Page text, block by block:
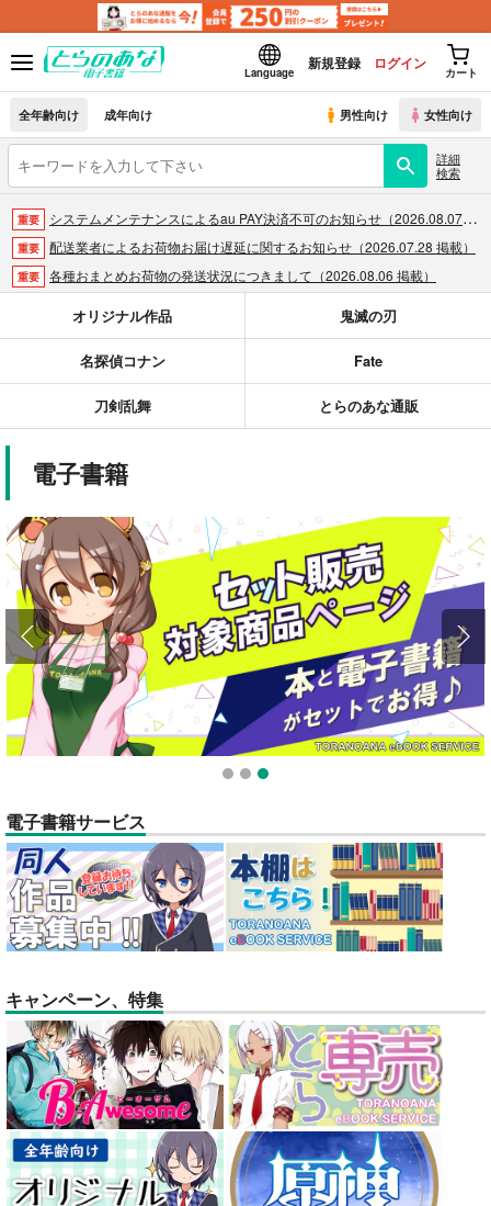
Language
新規登録 ログイン
カート
全年齢向け 成年向け 男性向け 女性向け
詳細
検索
重要 システムメンテナンスによるau PAY決済不可のお知らせ（2026.08.07 掲載）
重要 配送業者によるお荷物お届け遅延に関するお知らせ（2026.07.28 掲載）
重要 各種おまとめお荷物の発送状況につきまして（2026.08.06 掲載）
おまとめサイクル「定期便(月2)」一般会員様の利用再開のお知らせ（2026.02.05 掲載）
重要 「とらのあな×駿河屋日本橋乙女同人誌館」通販店頭受取サービス開始のお知らせ（2026.01.05 更新｜2025.12.30 掲載）
【2025/12/1より】「通販ポイント⇒とらコイン変換キャンペーン」終了のお知らせ（2025.11.21 掲載）
重要 ポイント付与・管理体制改定のお知らせ（2024.11.20 掲載）
オリジナル作品 鬼滅の刃
名探偵コナン Fate
刀剣乱舞 とらのあな通販
電子書籍
1 2 3
電子書籍サービス
キャンペーン、特集